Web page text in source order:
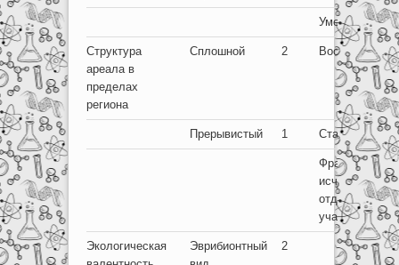
Уменьшается
Структура
ареала в
пределах
региона
Сплошной 2
Прерывистый 1 Стабильна
Фрагментация
исчезновение
отдельных
участков
Экологическая
Эврибионтный
2